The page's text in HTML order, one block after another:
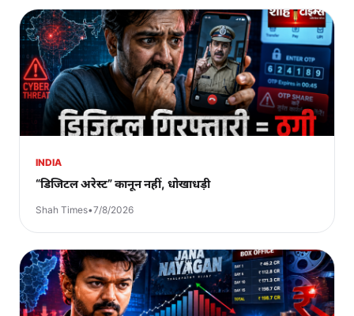
INDIA
“डिजिटल अरेस्ट” कानून नहीं, धोखाधड़ी
Shah Times•7/8/2026